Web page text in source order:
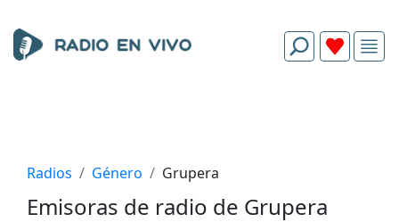
Radios Género Grupera
Emisoras de radio de Grupera